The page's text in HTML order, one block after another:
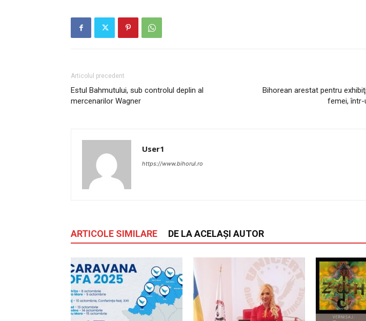
Articolul precedent
Estul Bahmutului, sub controlul deplin al
mercenarilor Wagner
Bihorean arestat pentru
femei, într-
User1
https://www.bihorul.ro
ARTICOLE SIMILARE DE LA ACELAȘI AUTOR